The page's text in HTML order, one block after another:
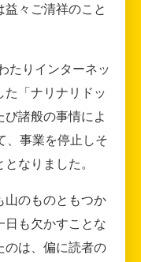
々ご清祥のこと
たりインターネッ
た「ナリナリドッ
び諸般の事情によ
、事業を停止しそ
なりました。
山のものともつか
日も欠かすことな
のは、偏に読者の